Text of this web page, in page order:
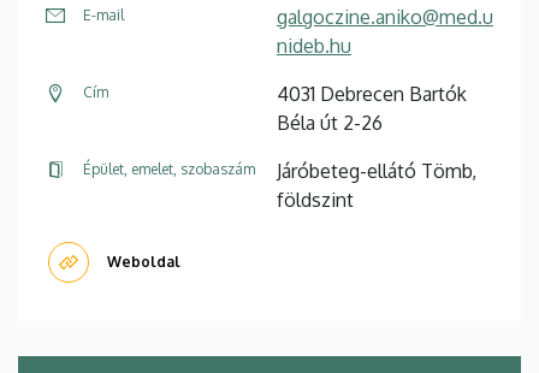
E-mail
galgoczine.aniko@med.u
nideb.hu
Cím
4031 Debrecen Bartók
Béla út 2-26
Épület, emelet, szobaszám
Járóbeteg-ellátó Tömb,
földszint
Weboldal